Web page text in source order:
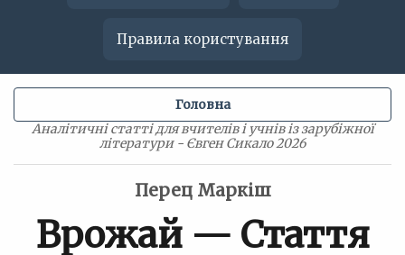
Правила користування
Аналітичні статті для вчителів і учнів із зарубіжної
літератури - Євген Сикало 2026
Головна
Перец Маркіш
Врожай — Стаття